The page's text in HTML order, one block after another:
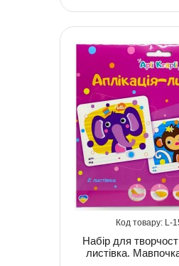
Набір для
листівка.